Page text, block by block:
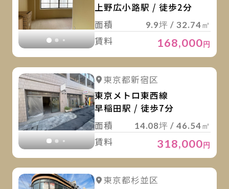
上野広小路駅 / 徒歩2分
面積
9.9坪 / 32.74㎡
賃料 168,000 円
詳細を見る
東京都新宿区
東京メトロ東西線
早稲田駅 / 徒歩7分
面積
14.08坪 / 46.54㎡
賃料 318,000円
詳細を見る
東京都杉並区